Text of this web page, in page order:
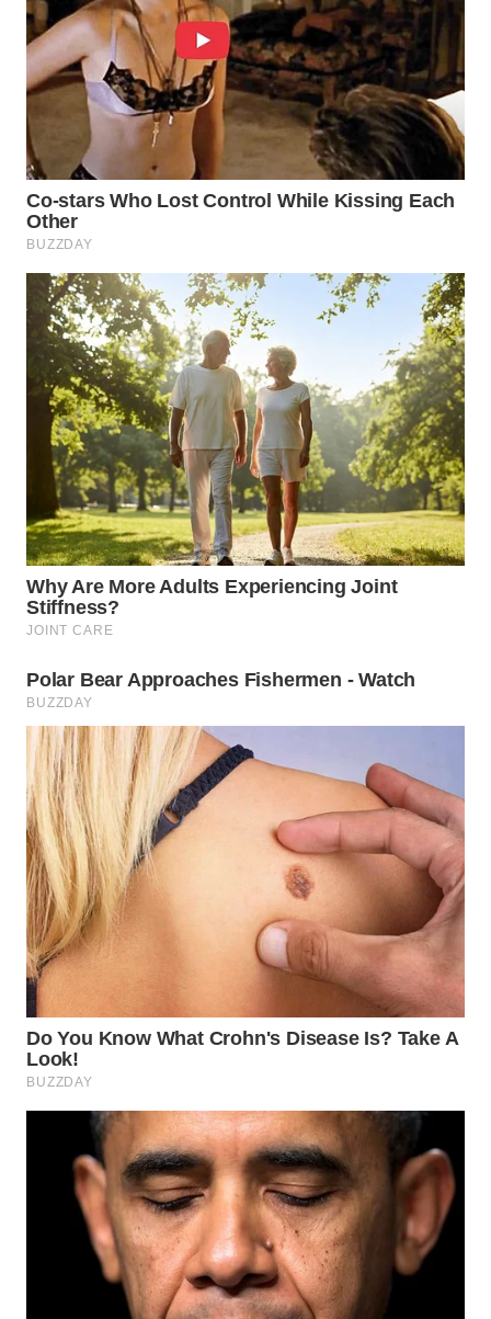
SUMEDANG
WN
CIANJUR
WN
KEPULAUAN
SERIBU
TANGERANG
WN
BINJAI
WN
CIREBON
WN
INDRAMAYU
WN
KUNINGAN
WN
MAJALENGKA
WN
SUBANG
WN
SUKABUMI
WN
PURWAKARTA
PRIANGAN
TIMUR
SEMARANG
SOLO
WN
BOROBUDUR